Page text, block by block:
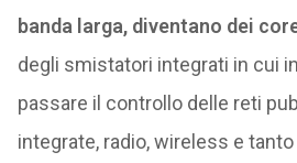
banda larga, diventano dei
degli smistatori integrati in cui
passare il controllo delle reti
integrate, radio, wireless e